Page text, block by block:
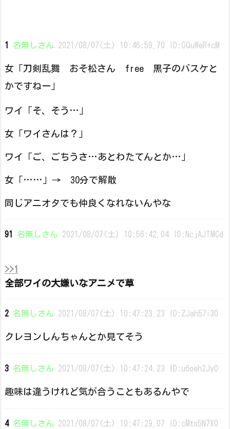
1 名無しさん 2021/08/07(土) 10:46:59.70 ID:GQuWeR+cM
女「刀剣乱舞 おそ松さん free 黒子のバスケと
かですねー」
ワイ「そ、そう…」
女「ワイさんは？」
ワイ「ご、ごちうさ…あとわたてんとか…」
女「……」→ 30分で解散
同じアニオタでも仲良くなれないんやな
91 名無しさん 2021/08/07(土) 10:56:42.04 ID:NcjAJTMCd
>>1
全部ワイの大嫌いなアニメで草
2 名無しさん 2021/08/07(土) 10:47:23.23 ID:ZJah57i30
クレヨンしんちゃんとか見てそう
3 名無しさん 2021/08/07(土) 10:47:24.23 ID:u6oeh2Jy0
趣味は違うけれど気が合うこともあるんやで
4 名無しさん 2021/08/07(土) 10:47:29.07 ID:cMto5N7X0